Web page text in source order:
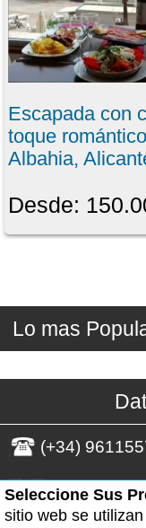
Seleccione Sus
sitio web se
Escapada con
toque
Albahia,
Desde:
Lo mas
(+34)